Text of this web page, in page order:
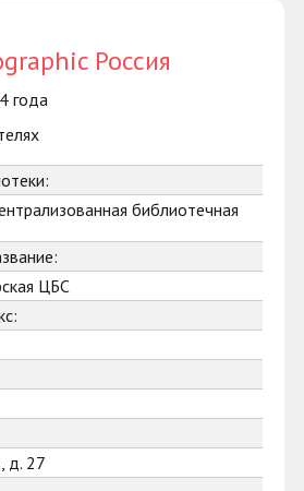
Россия
года
библиотечная
ЦБС
д. 27